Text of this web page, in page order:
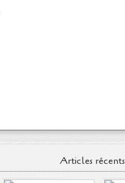
Articles récents